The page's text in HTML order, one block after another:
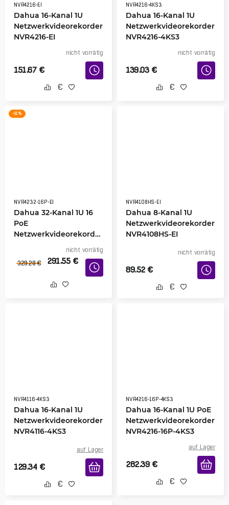
NVR4216-EI
Dahua 16-Kanal 1U
Netzwerkvideorekorder
NVR4216-EI
nicht vorrätig
151.67 €
NVR4216-4KS3
Dahua 16-Kanal 1U
Netzwerkvideorekorder
NVR4216-4KS3
nicht vorrätig
139.03 €
-11 %
NVR4232-16P-EI
Dahua 32-Kanal 1U 16
PoE
Netzwerkvideorekorder
nicht vorrätig
329.28 € 291.55 €
NVR4108HS-EI
Dahua 8-Kanal 1U
Netzwerkvideorekorder
NVR4108HS-EI
nicht vorrätig
89.52 €
NVR4116-4KS3
Dahua 16-Kanal 1U
Netzwerkvideorekorder
NVR4116-4KS3
auf Lager
129.34 €
NVR4216-16P-4KS3
Dahua 16-Kanal 1U PoE
Netzwerkvideorekorder
NVR4216-16P-4KS3
auf Lager
282.39 €